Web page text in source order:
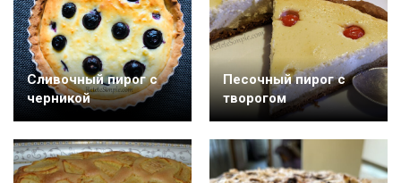
Сливочный пирог с
черникой
Песочный пирог с
творогом